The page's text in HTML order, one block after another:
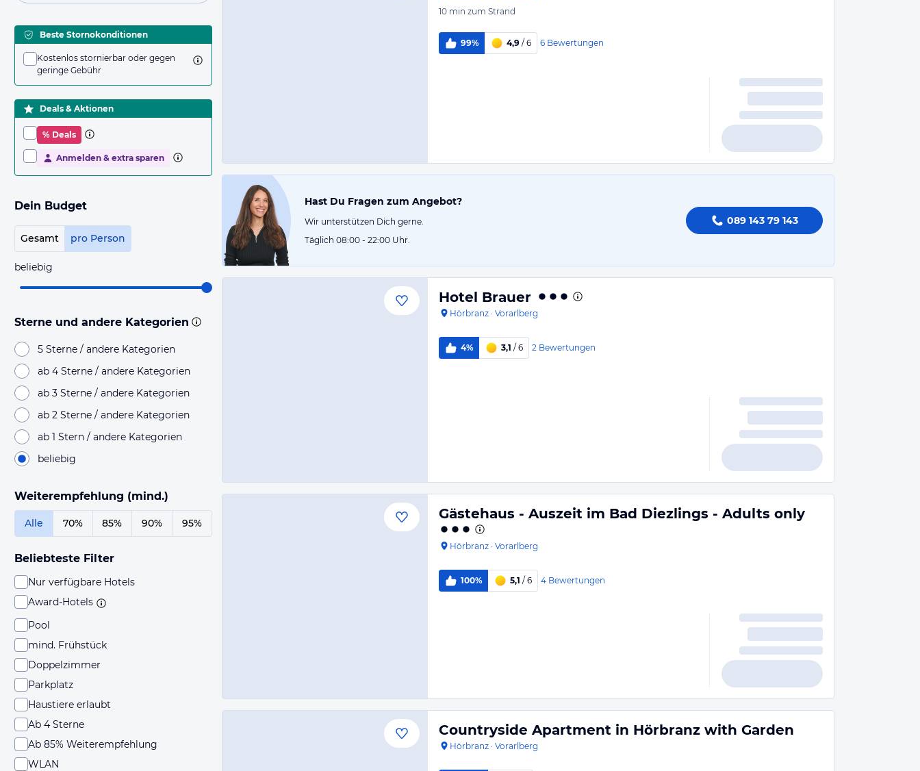
Beste Stornokonditionen
Kostenlos stornierbar oder gegen
geringe Gebühr
Deals & Aktionen
% Deals
Anmelden & extra sparen
Dein Budget
Gesamt pro Person
beliebig
Sterne und andere Kategorien
5 Sterne / andere Kategorien
ab 4 Sterne / andere Kategorien
ab 3 Sterne / andere Kategorien
ab 2 Sterne / andere Kategorien
ab 1 Stern / andere Kategorien
beliebig
Weiterempfehlung (mind.)
Alle 70% 85% 90% 95%
Beliebteste Filter
Nur verfügbare Hotels
Award-Hotels
Pool
mind. Frühstück
Doppelzimmer
Parkplatz
Haustiere erlaubt
Ab 4 Sterne
Ab 85% Weiterempfehlung
WLAN
10 min zum Strand
99% 4,9 / 6 6 Bewertungen
Hast Du Fragen zum Angebot?
Wir unterstützen Dich gerne.
Täglich 08:00 - 22:00 Uhr.
089 143 79 143
Hotel Brauer
Hörbranz · Vorarlberg
4% 3,1 / 6 2 Bewertungen
Gästehaus - Auszeit im Bad Diezlings - Adults only
Hörbranz · Vorarlberg
100% 5,1 / 6 4 Bewertungen
Countryside Apartment in Hörbranz with Garden
Hörbranz · Vorarlberg